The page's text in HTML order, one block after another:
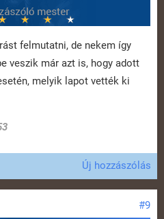
felmutatni, de nekem így
veszik már azt is, hogy adott
melyik lapot vették ki
Új hozzászólás
#9